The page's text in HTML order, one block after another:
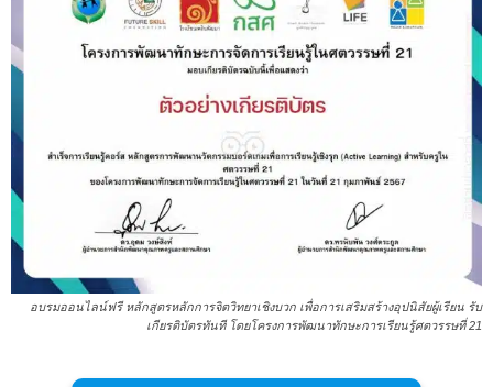
อบรมออนไลน์ฟรี หลักสูตรหลักการจิตวิทยาเชิงบวก เพื่อการเสริมสร้างอุปนิสัยผู้เรียน รับ
เกียรติบัตรทันที โดยโครงการพัฒนาทักษะการเรียนรู้ศตวรรษที่ 21